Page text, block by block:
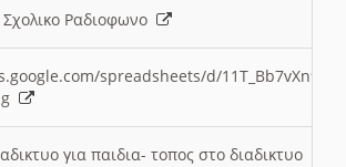
Ραδιοφωνο
spreadsheets/d/
για παιδια- τοπος στο διαδικτυο